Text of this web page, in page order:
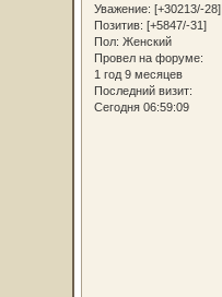
Уважение: [+30213/-28]
Позитив: [+5847/-31]
Пол: Женский
Провел на форуме:
1 год 9 месяцев
Последний визит:
Сегодня 06:59:09